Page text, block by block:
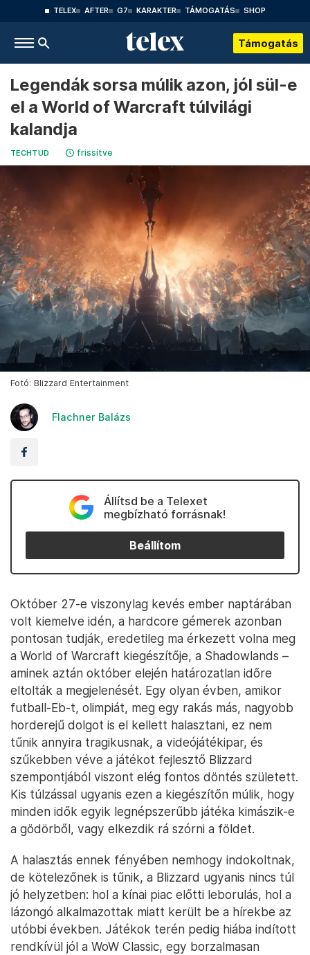
TELEX AFTER G7 KARAKTER TÁMOGATÁS SHOP
Támogatás
Legendák sorsa múlik azon, jól sül-e
el a World of Warcraft túlvilági
kalandja
TECHTUD frissítve
Fotó: Blizzard Entertainment
Flachner Balázs
Állítsd be a Telexet
megbízható forrásnak!
Beállítom
Október 27-e viszonylag kevés ember naptárában
volt kiemelve idén, a hardcore gémerek azonban
pontosan tudják, eredetileg ma érkezett volna meg
a World of Warcraft kiegészítője, a Shadowlands –
aminek aztán október elején határozatlan időre
eltolták a megjelenését. Egy olyan évben, amikor
futball-Eb-t, olimpiát, meg egy rakás más, nagyobb
horderejű dolgot is el kellett halasztani, ez nem
tűnik annyira tragikusnak, a videójátékipar, és
szűkebben véve a játékot fejlesztő Blizzard
szempontjából viszont elég fontos döntés született.
Kis túlzással ugyanis ezen a kiegészítőn múlik, hogy
minden idők egyik legnépszerűbb játéka kimászik-e
a gödörből, vagy elkezdik rá szórni a földet.
A halasztás ennek fényében nemhogy indokoltnak,
de kötelezőnek is tűnik, a Blizzard ugyanis nincs túl
jó helyzetben: hol a kínai piac előtti leborulás, hol a
lázongó alkalmazottak miatt került be a hírekbe az
utóbbi években. Játékok terén pedig hiába indított
rendkívül jól a WoW Classic, egy borzalmasan